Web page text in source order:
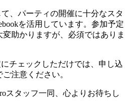
、パーティの開催に十分なスタ
を活用しています。参加予定
助かりますが、必須ではありま
にチェックしただけでは、申し込
注意ください。
スタッフ一同、心よりお待ちし